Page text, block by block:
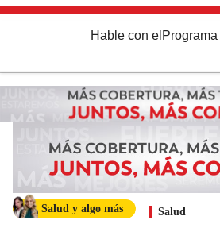
Hable con el Programa
Salud y algo más Salud